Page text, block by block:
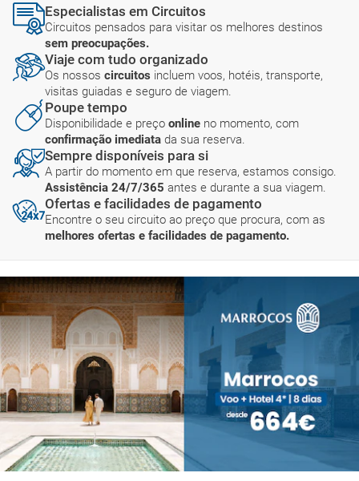
Especialistas em Circuitos
Circuitos pensados para visitar os melhores destinos
sem preocupações.
Viaje com tudo organizado
Os nossos circuitos incluem voos, hotéis, transporte,
visitas guiadas e seguro de viagem.
Poupe tempo
Disponibilidade e preço online no momento, com
confirmação imediata da sua reserva.
Sempre disponíveis para si
A partir do momento em que reserva, estamos consigo.
Assistência 24/7/365 antes e durante a sua viagem.
Ofertas e facilidades de pagamento
Encontre o seu circuito ao preço que procura, com as
melhores ofertas e facilidades de pagamento.